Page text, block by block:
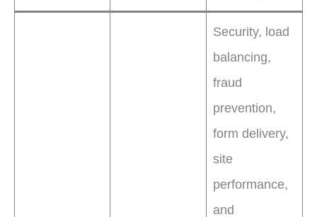
Security, load
balancing,
fraud
prevention,
form delivery,
site
performance,
and